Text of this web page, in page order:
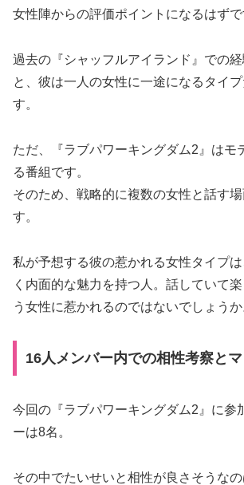
女性陣からの評価ポイントになるはずで
過去の『シャッフルアイランド』での
と、彼は一人の女性に一途になるタイ
す。
ただ、『ラブパワーキングダム2』はモ
る番組です。
そのため、戦略的に複数の女性と話す
す。
私が予想する彼の惹かれる女性タイプ
く内面的な魅力を持つ人。話していて
う女性に惹かれるのではないでしょうか
16人メンバー内での相性考察と
今回の『ラブパワーキングダム2』に参
ーは8名。
その中でたいせいと相性が良さそうな